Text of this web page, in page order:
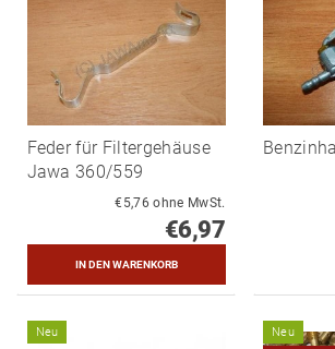
Feder für Filtergehäuse
Jawa 360/559
€5,76 ohne MwSt.
€6,97
Neu
Neu